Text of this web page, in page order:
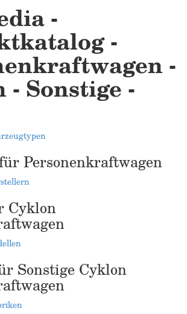
-
-
-
- Sonstige -
Personenkraftwagen
Cyklon
Sonstige Cyklon